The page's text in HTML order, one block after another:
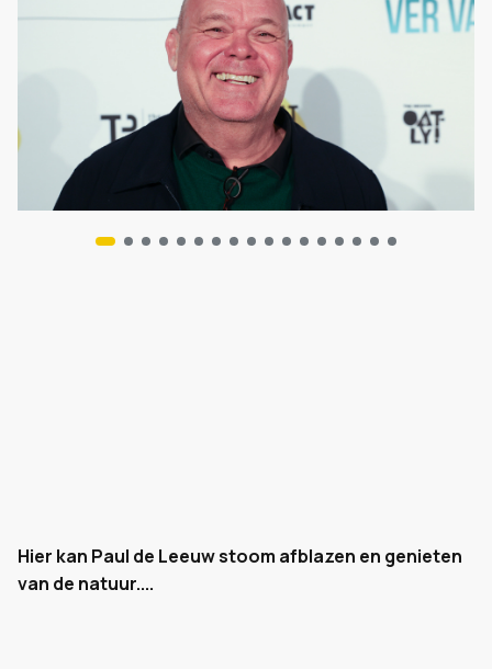
Hier kan Paul de Leeuw stoom afblazen en genieten
van de natuur....